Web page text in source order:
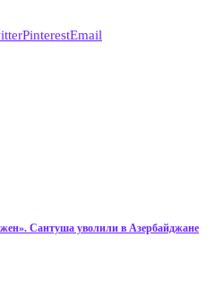
PinterestEmail
Сантуша уволили в Азербайджане